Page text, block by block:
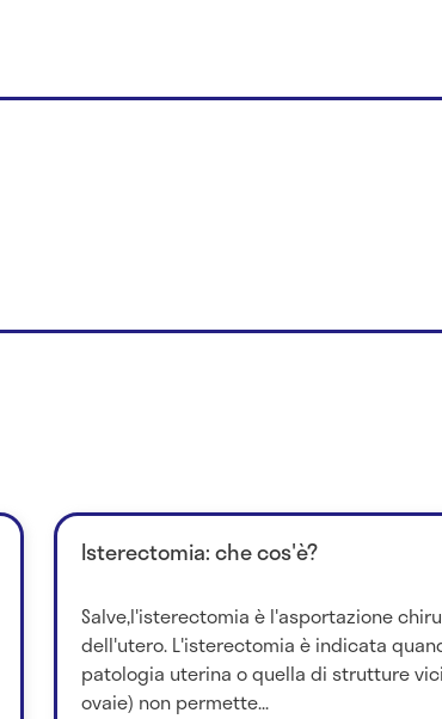
Isterectomia: che cos'è?
Salve,l'isterectomia è l'asportazione
dell'utero. L'isterectomia è indicata
patologia uterina o quella di strutture
ovaie) non permette...